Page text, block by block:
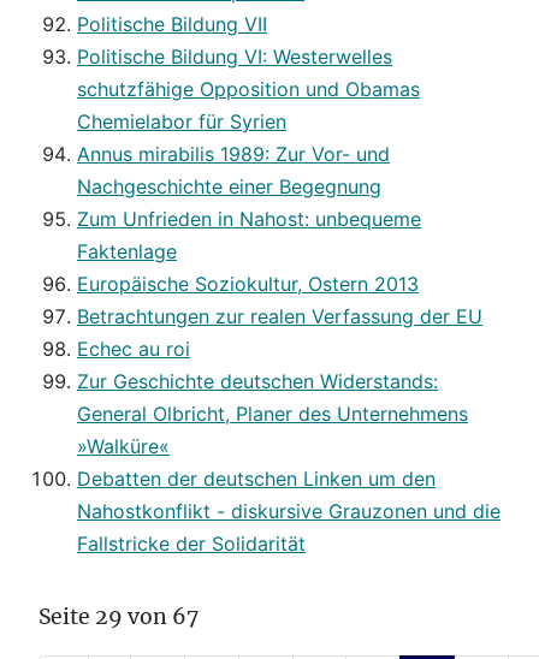
Politische Bildung VII
Politische Bildung VI: Westerwelles
schutzfähige Opposition und Obamas
Chemielabor für Syrien
Annus mirabilis 1989: Zur Vor- und
Nachgeschichte einer Begegnung
Zum Unfrieden in Nahost: unbequeme
Faktenlage
Europäische Soziokultur, Ostern 2013
Betrachtungen zur realen Verfassung der EU
Echec au roi
Zur Geschichte deutschen Widerstands:
General Olbricht, Planer des Unternehmens
»Walküre«
Debatten der deutschen Linken um den
Nahostkonflikt - diskursive Grauzonen und die
Fallstricke der Solidarität
Seite 29 von 67